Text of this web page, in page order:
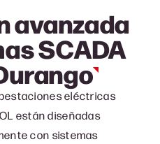
avanzada
SCADA
eléctricas
están diseñadas
con sistemas